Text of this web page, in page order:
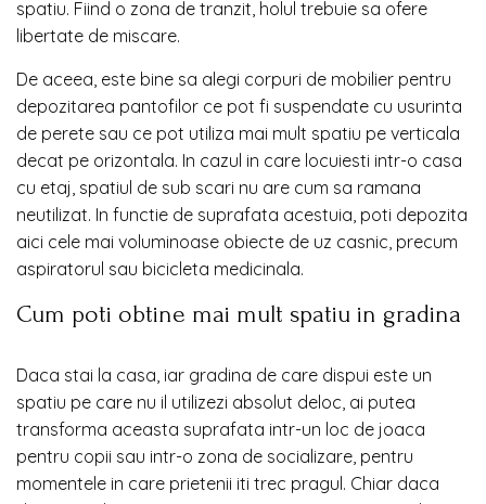
spatiu. Fiind o zona de tranzit, holul trebuie sa ofere
libertate de miscare.
De aceea, este bine sa alegi corpuri de mobilier pentru
depozitarea pantofilor ce pot fi suspendate cu usurinta
de perete sau ce pot utiliza mai mult spatiu pe verticala
decat pe orizontala. In cazul in care locuiesti intr-o casa
cu etaj, spatiul de sub scari nu are cum sa ramana
neutilizat. In functie de suprafata acestuia, poti depozita
aici cele mai voluminoase obiecte de uz casnic, precum
aspiratorul sau bicicleta medicinala.
Cum poti obtine mai mult spatiu in gradina
Daca stai la casa, iar gradina de care dispui este un
spatiu pe care nu il utilizezi absolut deloc, ai putea
transforma aceasta suprafata intr-un loc de joaca
pentru copii sau intr-o zona de socializare, pentru
momentele in care prietenii iti trec pragul. Chiar daca